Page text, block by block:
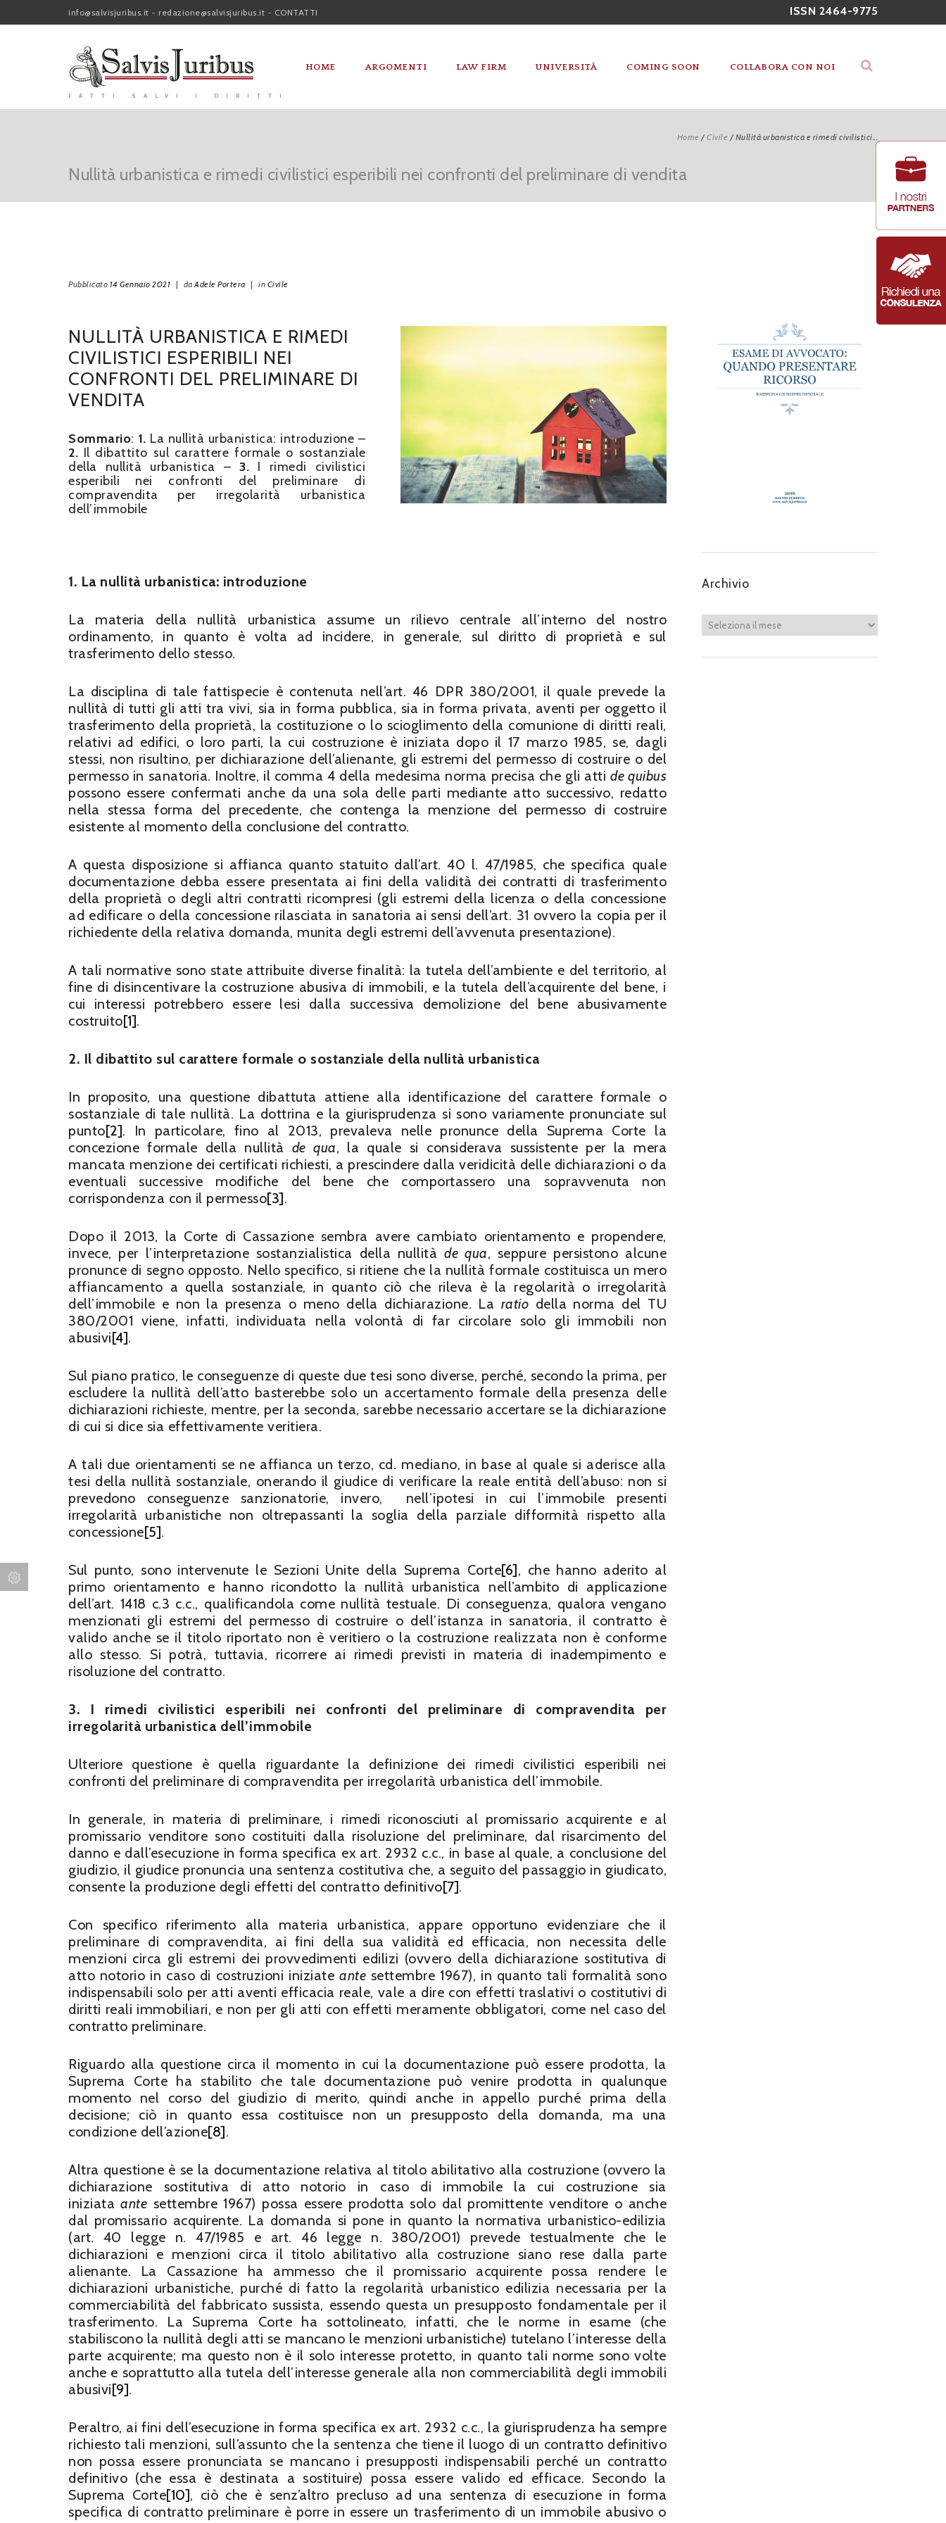
ISSN 2464-9775
info@salvisjuribus.it - redazione@salvisjuribus.it - CONTATTI
FATTI SALVI I DIRITTI
HOME ARGOMENTI LAW FIRM UNIVERSITÀ COMING SOON COLLABORA CON NOI
Home /Civile /Nullità urbanistica e rimedi civilistici...
Nullità urbanistica e rimedi civilistici esperibili nei confronti del preliminare di vendita
Pubblicato 14 Gennaio 2021 | daAdele Portera | in Civile
NULLITÀ URBANISTICA E RIMEDI
CIVILISTICI ESPERIBILI NEI
CONFRONTI DEL PRELIMINARE DI
VENDITA
Sommario: 1. La nullità urbanistica: introduzione –
2. Il dibattito sul carattere formale o sostanziale
della nullità urbanistica –3. I rimedi civilistici
esperibili nei confronti del preliminare di
compravendita per irregolarità urbanistica
dell’immobile
1. La nullità urbanistica: introduzione
La materia della nullità urbanistica assume un rilievo centrale all’interno del nostro
ordinamento, in quanto è volta ad incidere, in generale, sul diritto di proprietà e sul
trasferimento dello stesso.
La disciplina di tale fattispecie è contenuta nell’art. 46 DPR 380/2001, il quale prevede la
nullità di tutti gli atti tra vivi, sia in forma pubblica, sia in forma privata, aventi per oggetto il
trasferimento della proprietà, la costituzione o lo scioglimento della comunione di diritti reali,
relativi ad edifici, o loro parti, la cui costruzione è iniziata dopo il 17 marzo 1985, se, dagli
stessi, non risultino, per dichiarazione dell’alienante, gli estremi del permesso di costruire o del
permesso in sanatoria. Inoltre, il comma 4 della medesima norma precisa che gli attide quibus
possono essere confermati anche da una sola delle parti mediante atto successivo, redatto
nella stessa forma del precedente, che contenga la menzione del permesso di costruire
esistente al momento della conclusione del contratto.
A questa disposizione si affianca quanto statuito dall’art. 40 l. 47/1985, che specifica quale
documentazione debba essere presentata ai fini della validità dei contratti di trasferimento
della proprietà o degli altri contratti ricompresi (gli estremi della licenza o della concessione
ad edificare o della concessione rilasciata in sanatoria ai sensi dell’art. 31 ovvero la copia per il
richiedente della relativa domanda, munita degli estremi dell’avvenuta presentazione).
A tali normative sono state attribuite diverse finalità: la tutela dell’ambiente e del territorio, al
fine di disincentivare la costruzione abusiva di immobili, e la tutela dell’acquirente del bene, i
cui interessi potrebbero essere lesi dalla successiva demolizione del bene abusivamente
costruito[1].
2. Il dibattito sul carattere formale o sostanziale della nullità urbanistica
In proposito, una questione dibattuta attiene alla identificazione del carattere formale o
sostanziale di tale nullità. La dottrina e la giurisprudenza si sono variamente pronunciate sul
punto[2]. In particolare, fino al 2013, prevaleva nelle pronunce della Suprema Corte la
concezione formale della nullità de qua, la quale si considerava sussistente per la mera
mancata menzione dei certificati richiesti, a prescindere dalla veridicità delle dichiarazioni o da
eventuali successive modifiche del bene che comportassero una sopravvenuta non
corrispondenza con il permesso[3].
Dopo il 2013, la Corte di Cassazione sembra avere cambiato orientamento e propendere,
invece, per l’interpretazione sostanzialistica della nullitàde qua, seppure persistono alcune
pronunce di segno opposto. Nello specifico, si ritiene che la nullità formale costituisca un mero
affiancamento a quella sostanziale, in quanto ciò che rileva è la regolarità o irregolarità
dell’immobile e non la presenza o meno della dichiarazione. La ratio della norma del TU
380/2001 viene, infatti, individuata nella volontà di far circolare solo gli immobili non
abusivi[4].
Sul piano pratico, le conseguenze di queste due tesi sono diverse, perché, secondo la prima, per
escludere la nullità dell’atto basterebbe solo un accertamento formale della presenza delle
dichiarazioni richieste, mentre, per la seconda, sarebbe necessario accertare se la dichiarazione
di cui si dice sia effettivamente veritiera.
A tali due orientamenti se ne affianca un terzo, cd. mediano, in base al quale si aderisce alla
tesi della nullità sostanziale, onerando il giudice di verificare la reale entità dell’abuso: non si
prevedono conseguenze sanzionatorie, invero, nell’ipotesi in cui l’immobile presenti
irregolarità urbanistiche non oltrepassanti la soglia della parziale difformità rispetto alla
concessione[5].
Sul punto, sono intervenute le Sezioni Unite della Suprema Corte[6], che hanno aderito al
primo orientamento e hanno ricondotto la nullità urbanistica nell’ambito di applicazione
dell’art. 1418 c.3 c.c., qualificandola come nullità testuale. Di conseguenza, qualora vengano
menzionati gli estremi del permesso di costruire o dell’istanza in sanatoria, il contratto è
valido anche se il titolo riportato non è veritiero o la costruzione realizzata non è conforme
allo stesso. Si potrà, tuttavia, ricorrere ai rimedi previsti in materia di inadempimento e
risoluzione del contratto.
3. I rimedi civilistici esperibili nei confronti del preliminare di compravendita per
irregolarità urbanistica dell’immobile
Ulteriore questione è quella riguardante la definizione dei rimedi civilistici esperibili nei
confronti del preliminare di compravendita per irregolarità urbanistica dell’immobile.
In generale, in materia di preliminare, i rimedi riconosciuti al promissario acquirente e al
promissario venditore sono costituiti dalla risoluzione del preliminare, dal risarcimento del
danno e dall’esecuzione in forma specifica ex art. 2932 c.c., in base al quale, a conclusione del
giudizio, il giudice pronuncia una sentenza costitutiva che, a seguito del passaggio in giudicato,
consente la produzione degli effetti del contratto definitivo[7].
Con specifico riferimento alla materia urbanistica, appare opportuno evidenziare che il
preliminare di compravendita, ai fini della sua validità ed efficacia, non necessita delle
menzioni circa gli estremi dei provvedimenti edilizi (ovvero della dichiarazione sostitutiva di
atto notorio in caso di costruzioni iniziate ante settembre 1967), in quanto tali formalità sono
indispensabili solo per atti aventi efficacia reale, vale a dire con effetti traslativi o costitutivi di
diritti reali immobiliari, e non per gli atti con effetti meramente obbligatori, come nel caso del
contratto preliminare.
Riguardo alla questione circa il momento in cui la documentazione può essere prodotta, la
Suprema Corte ha stabilito che tale documentazione può venire prodotta in qualunque
momento nel corso del giudizio di merito, quindi anche in appello purché prima della
decisione; ciò in quanto essa costituisce non un presupposto della domanda, ma una
condizione dell’azione[8].
Altra questione è se la documentazione relativa al titolo abilitativo alla costruzione (ovvero la
dichiarazione sostitutiva di atto notorio in caso di immobile la cui costruzione sia
iniziataante settembre 1967) possa essere prodotta solo dal promittente venditore o anche
dal promissario acquirente. La domanda si pone in quanto la normativa urbanistico-edilizia
(art. 40 legge n. 47/1985 e art. 46 legge n. 380/2001) prevede testualmente che le
dichiarazioni e menzioni circa il titolo abilitativo alla costruzione siano rese dalla parte
alienante. La Cassazione ha ammesso che il promissario acquirente possa rendere le
dichiarazioni urbanistiche, purché di fatto la regolarità urbanistico edilizia necessaria per la
commerciabilità del fabbricato sussista, essendo questa un presupposto fondamentale per il
trasferimento. La Suprema Corte ha sottolineato, infatti, che le norme in esame (che
stabiliscono la nullità degli atti se mancano le menzioni urbanistiche) tutelano l’interesse della
parte acquirente; ma questo non è il solo interesse protetto, in quanto tali norme sono volte
anche e soprattutto alla tutela dell’interesse generale alla non commerciabilità degli immobili
abusivi[9].
Peraltro, ai fini dell’esecuzione in forma specifica ex art. 2932 c.c., la giurisprudenza ha sempre
richiesto tali menzioni, sull’assunto che la sentenza che tiene il luogo di un contratto definitivo
non possa essere pronunciata se mancano i presupposti indispensabili perché un contratto
definitivo (che essa è destinata a sostituire) possa essere valido ed efficace. Secondo la
Suprema Corte[10], ciò che è senz’altro precluso ad una sentenza di esecuzione in forma
specifica di contratto preliminare è porre in essere un trasferimento di un immobile abusivo o
Archivio